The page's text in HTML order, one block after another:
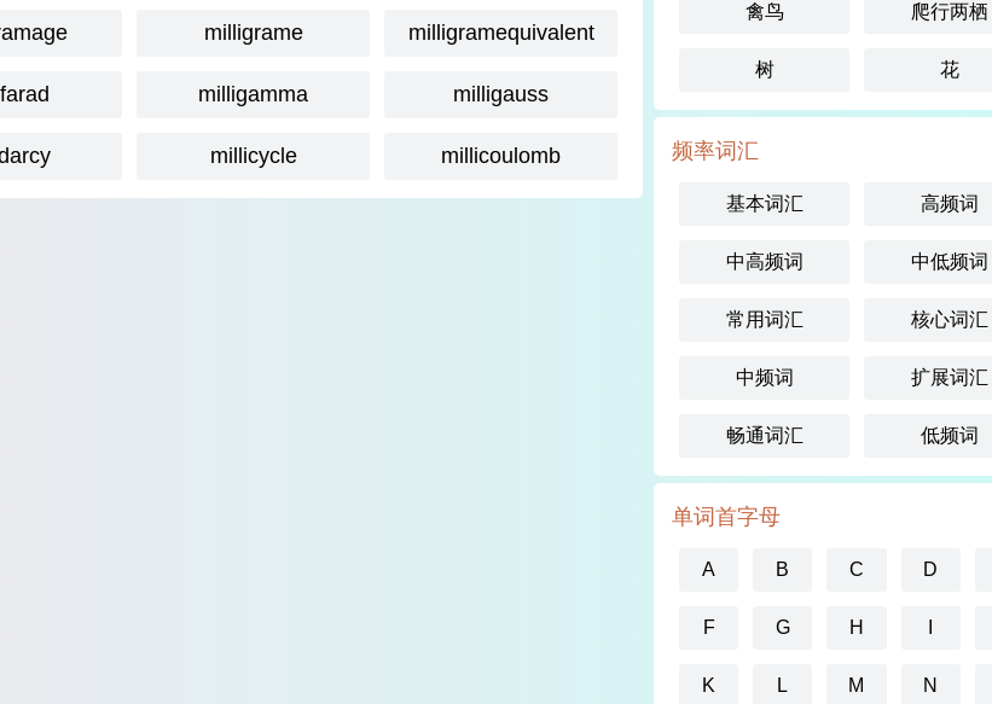
milligrame milligramequivalent
milligamma milligauss
millicycle millicoulomb
禽鸟 爬行两栖
树 花
频率词汇
基本词汇 高频词
中高频词 中低频词
常用词汇 核心词汇
中频词 扩展词汇
畅通词汇 低频词
单词首字母
A B C D
F G H
K L M N